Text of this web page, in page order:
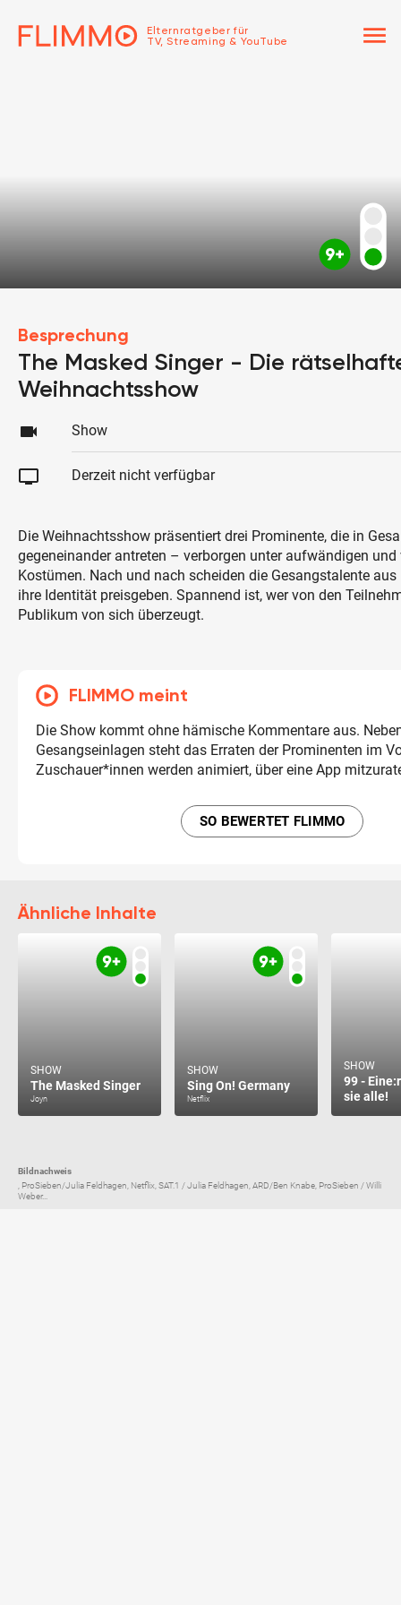
Elternratgeber für
TV, Streaming & YouTube
menu
Besprechung
The Masked Singer - Die
Weihnachtsshow
videocam Show
tv Derzeit nicht verfügbar
Die Weihnachtsshow präsentiert drei Prominente, die in
gegeneinander antreten – verborgen unter aufwändigen und
Kostümen. Nach und nach scheiden die Gesangstalente
ihre Identität preisgeben. Spannend ist, wer von den
Publikum von sich überzeugt.
FLIMMO meint
Die Show kommt ohne hämische Kommentare aus.
Gesangseinlagen steht das Erraten der Prominenten im
Zuschauer*innen werden animiert, über eine App
SO BEWERTET FLIMMO
Ähnliche Inhalte
SHOW
The Masked Singer
Joyn
SHOW
Sing On! Germany
Netflix
SHOW
99 -
sie alle!
Bildnachweis
, ProSieben/Julia Feldhagen, Netflix, SAT.1 / Julia Feldhagen, ARD/Ben Knabe, ProSieben / Willi
Weber...